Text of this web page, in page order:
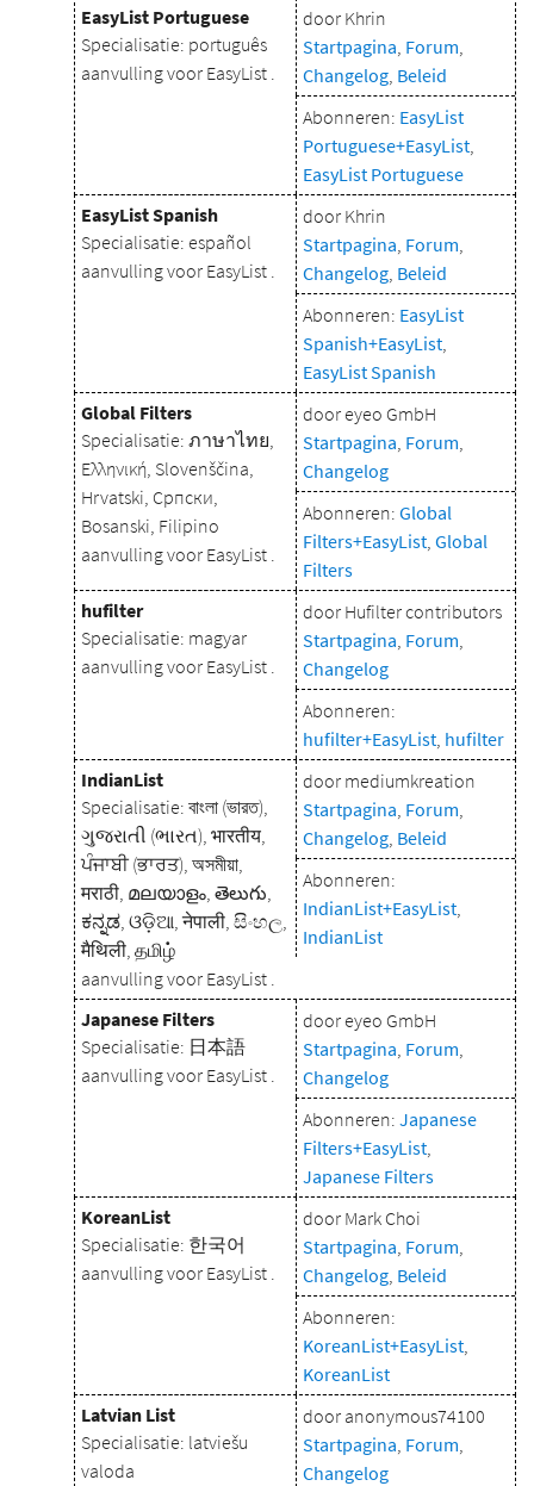
EasyList Portuguese
Specialisatie: português
aanvulling voor EasyList .
door Khrin
Startpagina, Forum,
Changelog, Beleid
Abonneren: EasyList
Portuguese+EasyList,
EasyList Portuguese
EasyList Spanish
Specialisatie: español
aanvulling voor EasyList .
door Khrin
Startpagina, Forum,
Changelog, Beleid
Abonneren: EasyList
Spanish+EasyList,
EasyList Spanish
Global Filters
Specialisatie: ภาษาไทย,
Ελληνική, Slovenščina,
Hrvatski, Српски,
Bosanski, Filipino
aanvulling voor EasyList .
door eyeo GmbH
Startpagina, Forum,
Changelog
Abonneren: Global
Filters+EasyList, Global
Filters
hufilter
Specialisatie: magyar
aanvulling voor EasyList .
door Hufilter contributors
Startpagina, Forum,
Changelog
Abonneren:
hufilter+EasyList, hufilter
IndianList
Specialisatie: বাংলা (ভারত),
ગુજરાતી (ભારત), भारतीय,
ਪੰਜਾਬੀ (ਭਾਰਤ), অসমীয়া,
मराठी, മലയാളം, తెలుగు,
ಕನ್ನಡ, ଓଡ଼ିଆ, नेपाली, සිංහල,
मैथिली, தமிழ்
aanvulling voor EasyList .
door mediumkreation
Startpagina, Forum,
Changelog, Beleid
Abonneren:
IndianList+EasyList,
IndianList
Japanese Filters
Specialisatie: 日本語
aanvulling voor EasyList .
door eyeo GmbH
Startpagina, Forum,
Changelog
Abonneren: Japanese
Filters+EasyList,
Japanese Filters
KoreanList
Specialisatie: 한국어
aanvulling voor EasyList .
door Mark Choi
Startpagina, Forum,
Changelog, Beleid
Abonneren:
KoreanList+EasyList,
KoreanList
Latvian List
Specialisatie: latviešu
valoda
door anonymous74100
Startpagina, Forum,
Changelog